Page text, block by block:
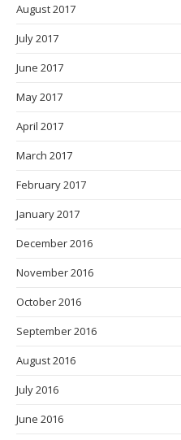
August 2017
July 2017
June 2017
May 2017
April 2017
March 2017
February 2017
January 2017
December 2016
November 2016
October 2016
September 2016
August 2016
July 2016
June 2016